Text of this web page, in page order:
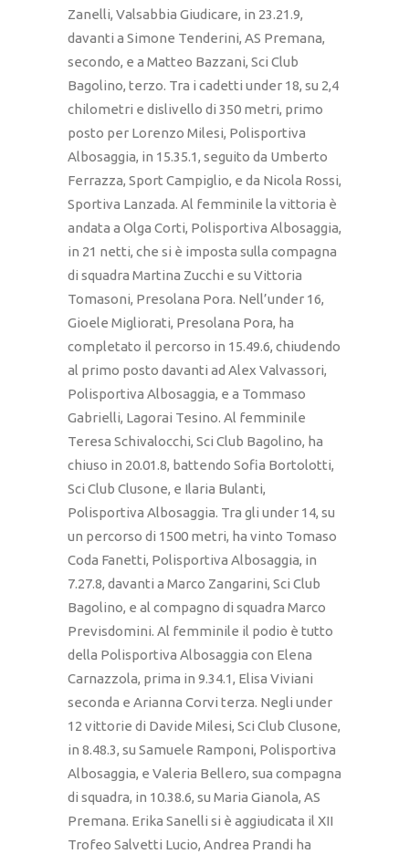
Zanelli, Valsabbia Giudicare, in 23.21.9,
davanti a Simone Tenderini, AS Premana,
secondo, e a Matteo Bazzani, Sci Club
Bagolino, terzo. Tra i cadetti under 18, su 2,4
chilometri e dislivello di 350 metri, primo
posto per Lorenzo Milesi, Polisportiva
Albosaggia, in 15.35.1, seguito da Umberto
Ferrazza, Sport Campiglio, e da Nicola Rossi,
Sportiva Lanzada. Al femminile la vittoria è
andata a Olga Corti, Polisportiva Albosaggia,
in 21 netti, che si è imposta sulla compagna
di squadra Martina Zucchi e su Vittoria
Tomasoni, Presolana Pora. Nell’under 16,
Gioele Migliorati, Presolana Pora, ha
completato il percorso in 15.49.6, chiudendo
al primo posto davanti ad Alex Valvassori,
Polisportiva Albosaggia, e a Tommaso
Gabrielli, Lagorai Tesino. Al femminile
Teresa Schivalocchi, Sci Club Bagolino, ha
chiuso in 20.01.8, battendo Sofia Bortolotti,
Sci Club Clusone, e Ilaria Bulanti,
Polisportiva Albosaggia. Tra gli under 14, su
un percorso di 1500 metri, ha vinto Tomaso
Coda Fanetti, Polisportiva Albosaggia, in
7.27.8, davanti a Marco Zangarini, Sci Club
Bagolino, e al compagno di squadra Marco
Previsdomini. Al femminile il podio è tutto
della Polisportiva Albosaggia con Elena
Carnazzola, prima in 9.34.1, Elisa Viviani
seconda e Arianna Corvi terza. Negli under
12 vittorie di Davide Milesi, Sci Club Clusone,
in 8.48.3, su Samuele Ramponi, Polisportiva
Albosaggia, e Valeria Bellero, sua compagna
di squadra, in 10.38.6, su Maria Gianola, AS
Premana. Erika Sanelli si è aggiudicata il XII
Trofeo Salvetti Lucio, Andrea Prandi ha